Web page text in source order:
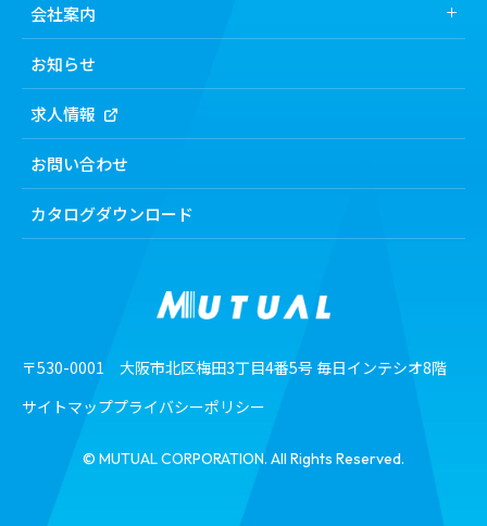
医薬品
機能から探す
製剤機
検査機・洗浄機
包装機
工業用ダイヤモンド
会社案内
経営理念
ミューチュアルの基本方針
お知らせ
求人情報
お問い合わせ
カタログダウンロード
〒530-0001 大阪市北区梅田3丁目4番5号 毎日インテシオ8階
サイトマッププライバシーポリシー
© MUTUAL CORPORATION. All Rights Reserved.